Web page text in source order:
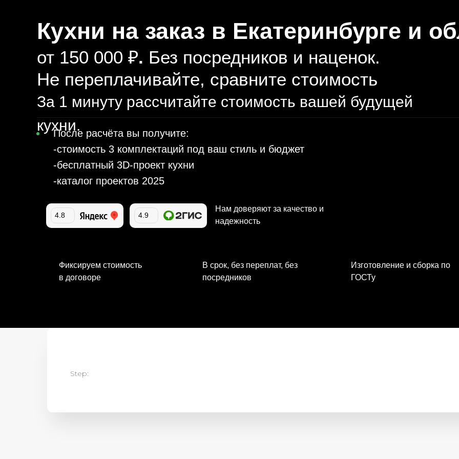
от 150 000 ₽. Без посредников и наценок.
Не переплачивайте, сравните стоимость
Кухни на заказ в Екатеринбурге и
Изготовление и сборка по
ГОСТу
Фиксируем стоимость
в договоре
В срок, без переплат, без
посредников
После расчёта вы получите:
-стоимость 3 комплектаций под ваш стиль и бюджет
-бесплатный 3D-проект кухни
-каталог проектов 2025
За 1 минуту рассчитайте стоимость вашей будущей
кухни.
Нам доверяют за качество и
надежность
4.8 4.9
Step: